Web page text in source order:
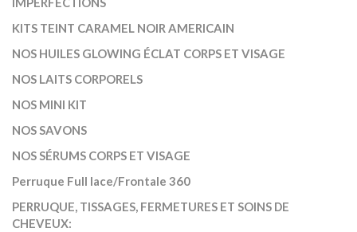
KITS TEINT CARAMEL NOIR AMERICAIN
NOS HUILES GLOWING ÉCLAT CORPS ET VISAGE
NOS LAITS CORPORELS
NOS MINI KIT
NOS SAVONS
NOS SÉRUMS CORPS ET VISAGE
Perruque Full lace/Frontale 360
PERRUQUE, TISSAGES, FERMETURES ET SOINS DE
CHEVEUX: